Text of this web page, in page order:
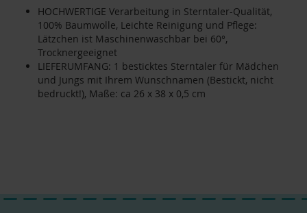
HOCHWERTIGE Verarbeitung in Sterntaler-Qualität,
100% Baumwolle, Leichte Reinigung und Pflege:
Lätzchen ist Maschinenwaschbar bei 60°,
Trocknergeeignet
LIEFERUMFANG: 1 besticktes Sterntaler für Mädchen
und Jungs mit Ihrem Wunschnamen (Bestickt, nicht
bedruckt!), Maße: ca 26 x 38 x 0,5 cm